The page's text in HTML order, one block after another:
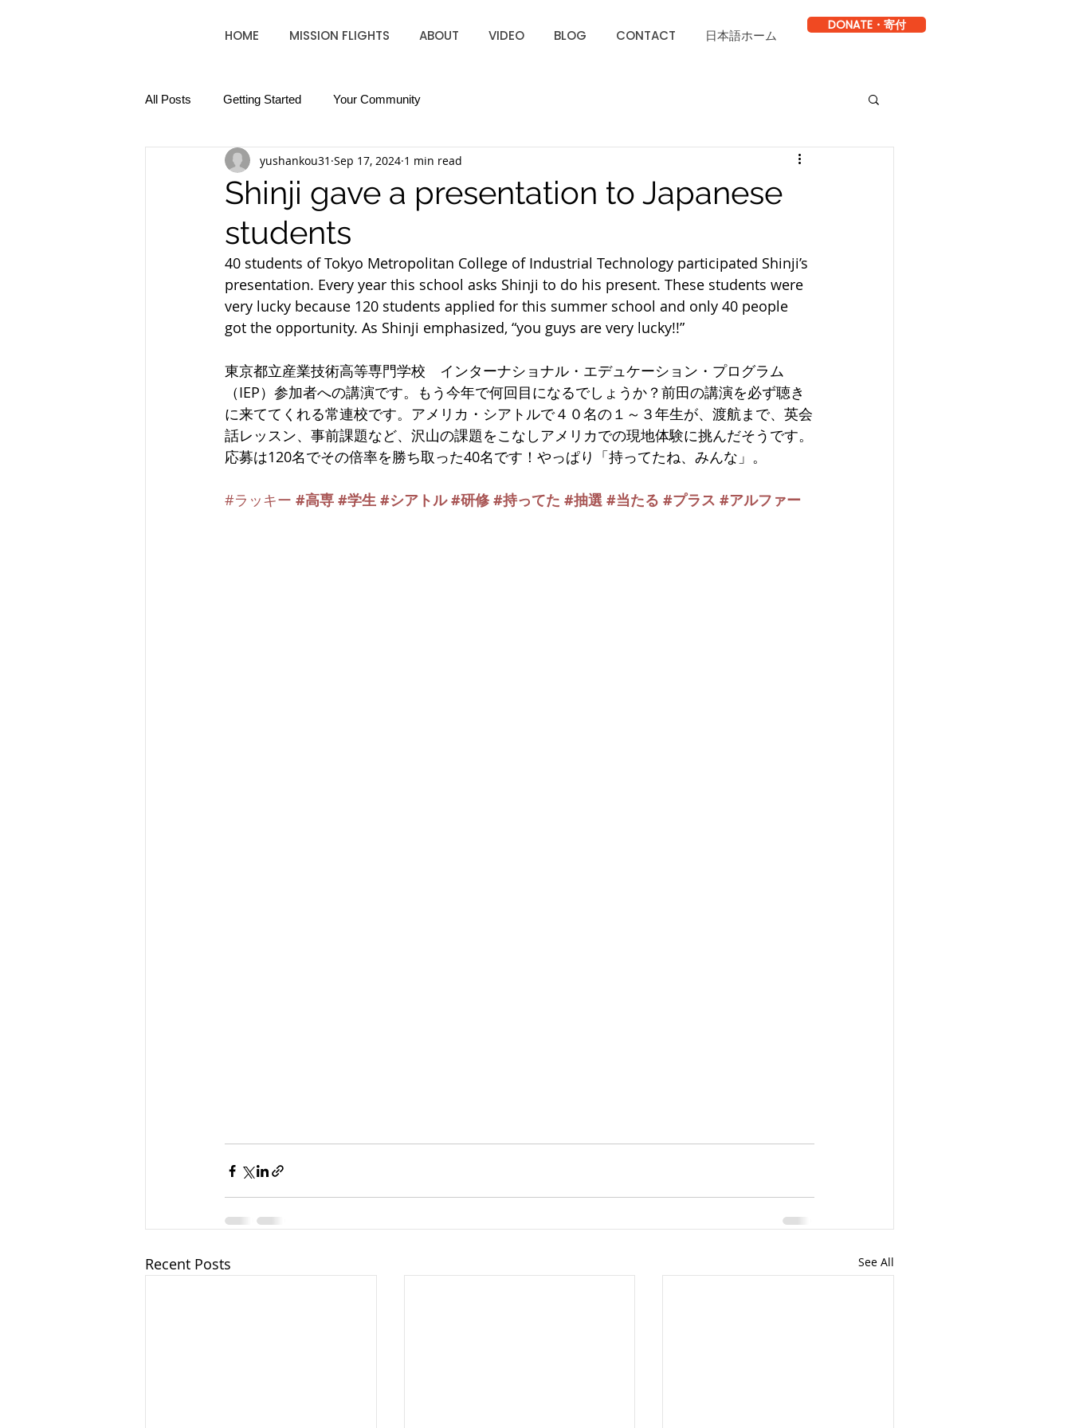
HOME MISSION FLIGHTS ABOUT VIDEO BLOG CONTACT 日本語ホーム
DONATE・寄付
All Posts Getting Started Your Community
Shinji gave a presentation to Japanese
students
yushankou31 Sep 17, 2024 1 min read
40 students of Tokyo Metropolitan College of Industrial Technology participated Shinji’s
presentation. Every year this school asks Shinji to do his present. These students were
very lucky because 120 students applied for this summer school and only 40 people
got the opportunity. As Shinji emphasized, “you guys are very lucky!!”
東京都立産業技術高等専門学校　インターナショナル・エデュケーション・プログラム
（IEP）参加者への講演です。もう今年で何回目になるでしょうか？前田の講演を必ず聴き
に来ててくれる常連校です。アメリカ・シアトルで４０名の１～３年生が、渡航まで、英会
話レッスン、事前課題など、沢山の課題をこなしアメリカでの現地体験に挑んだそうです。
応募は120名でその倍率を勝ち取った40名です！やっぱり「持ってたね、みんな」。
#ラッキー #高専 #学生 #シアトル #研修 #持ってた #抽選 #当たる #プラス #アルファー
Recent Posts See All